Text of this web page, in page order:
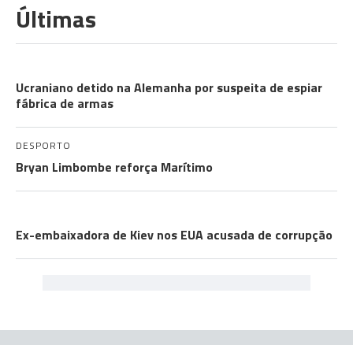
Últimas
Ucraniano detido na Alemanha por suspeita de espiar
fábrica de armas
DESPORTO
Bryan Limbombe reforça Marítimo
Ex-embaixadora de Kiev nos EUA acusada de corrupção